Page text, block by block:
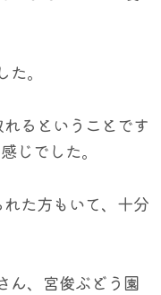
。
るということです
じでした。
た方もいて、十分
ん、宮俊ぶどう園